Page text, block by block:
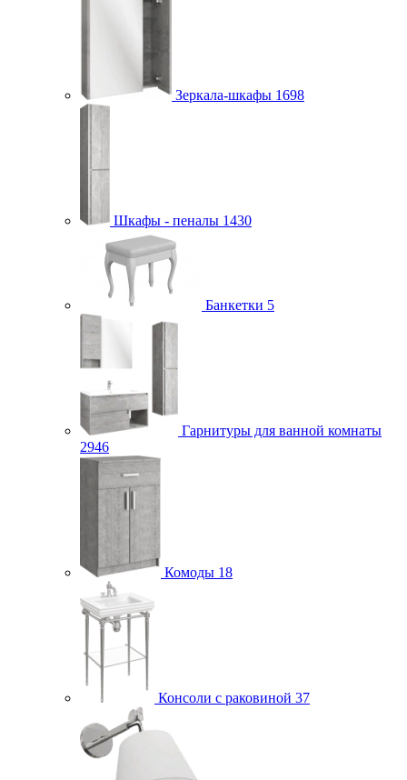
Зеркала-шкафы 1698
Шкафы - пеналы 1430
Банкетки 5
Гарнитуры для ванной комнаты
2946
Комоды 18
Консоли с раковиной 37